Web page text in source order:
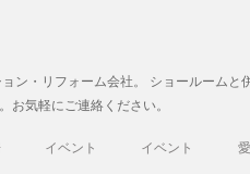
ン・リフォーム会社。 ショールームと
お気軽にご連絡ください。
イベント イベント